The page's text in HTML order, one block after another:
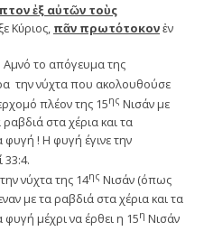
ἐξ αὐτῶν τοὺς
Κύριος, πᾶν πρωτότοκονἐν
Αμνό το απόγευμα της
την νύχτα που ακολουθούσε
πλέον της 15ης Νισάν με
στα χέρια και τα
! Η φυγή έγινε την
33:4.
νύχτα της 14ης Νισάν (όπως
με τα ραβδιά στα χέρια και τα
μέχρι να έρθει η 15η Νισάν